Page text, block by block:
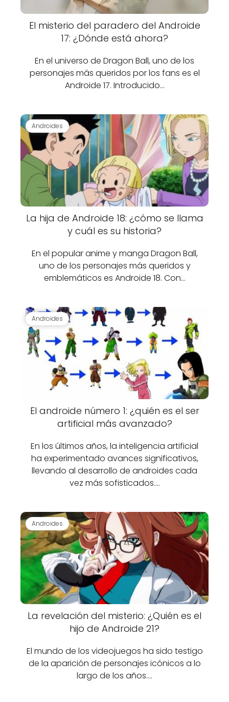
El misterio del paradero del Androide
17: ¿Dónde está ahora?
En el universo de Dragon Ball, uno de los
personajes más queridos por los fans es el
Androide 17. Introducido…
Androides
La hija de Androide 18: ¿cómo se llama
y cuál es su historia?
En el popular anime y manga Dragon Ball,
uno de los personajes más queridos y
emblemáticos es Androide 18. Con…
Androides
El androide número 1: ¿quién es el ser
artificial más avanzado?
En los últimos años, la inteligencia artificial
ha experimentado avances significativos,
llevando al desarrollo de androides cada
vez más sofisticados.…
Androides
La revelación del misterio: ¿Quién es el
hijo de Androide 21?
El mundo de los videojuegos ha sido testigo
de la aparición de personajes icónicos a lo
largo de los años.…